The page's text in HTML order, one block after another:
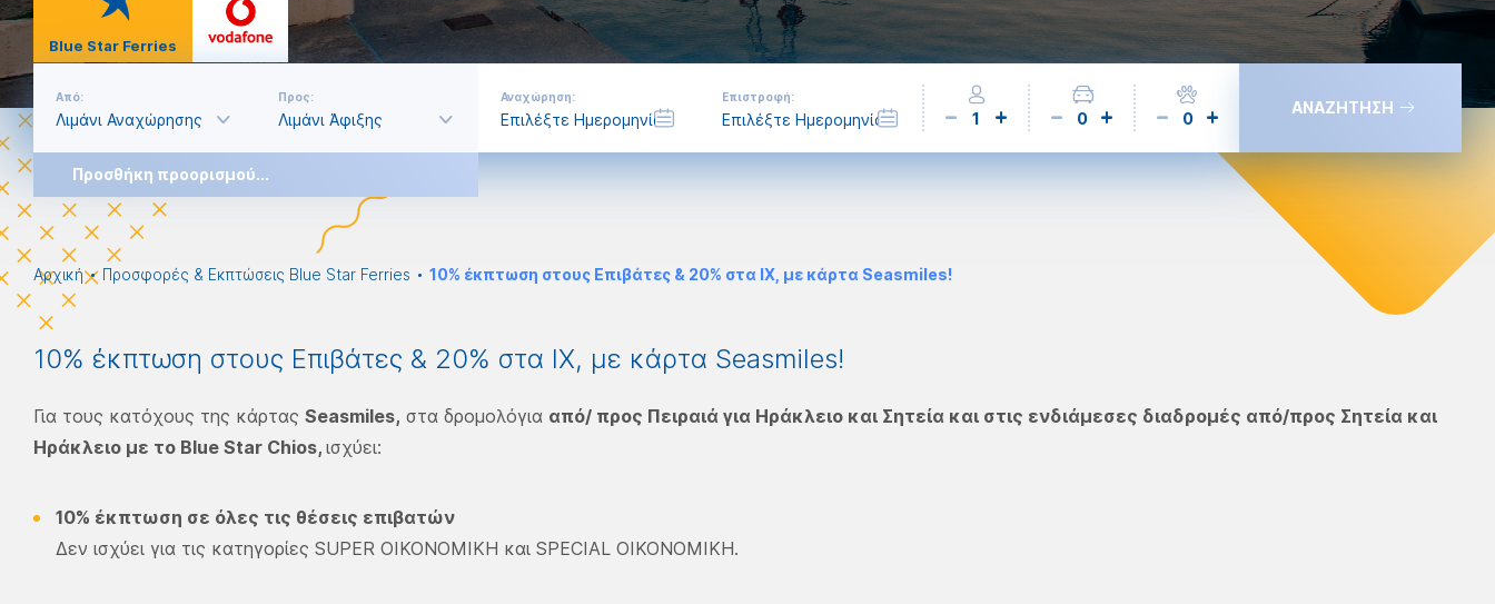
Blue Star Ferries
Από: Προς: Αναχώρηση: Επιστροφή:
Προσθήκη προορισμού...
1 0 0
ΑΝΑΖΗΤΗΣΗ
Αρχική Προσφορές & Εκπτώσεις Blue Star Ferries 10% έκπτωση στους Επιβάτες & 20% στα ΙΧ, με κάρτα Seasmiles!
10% έκπτωση στους Επιβάτες & 20% στα ΙΧ, με κάρτα Seasmiles!
Για τους κατόχους της κάρτας Seasmiles, στα δρομολόγια από/ προς Πειραιά για Ηράκλειο και Σητεία και στις ενδιάμεσες διαδρομές από/προς Σητεία και
Ηράκλειο με το Blue Star Chios, ισχύει:
10% έκπτωση σε όλες τις θέσεις επιβατών
​Δεν ισχύει για τις κατηγορίες SUPER ΟΙΚΟΝΟΜΙΚΗ και SPECIAL ΟΙΚΟΝΟΜΙΚΗ.​